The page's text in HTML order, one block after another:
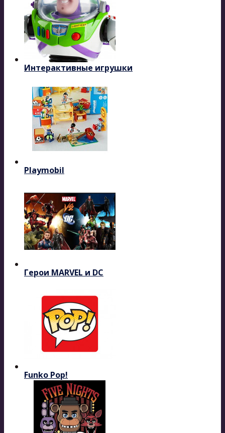
Интерактивные игрушки
Playmobil
Герои MARVEL и DC
Funko Pop!